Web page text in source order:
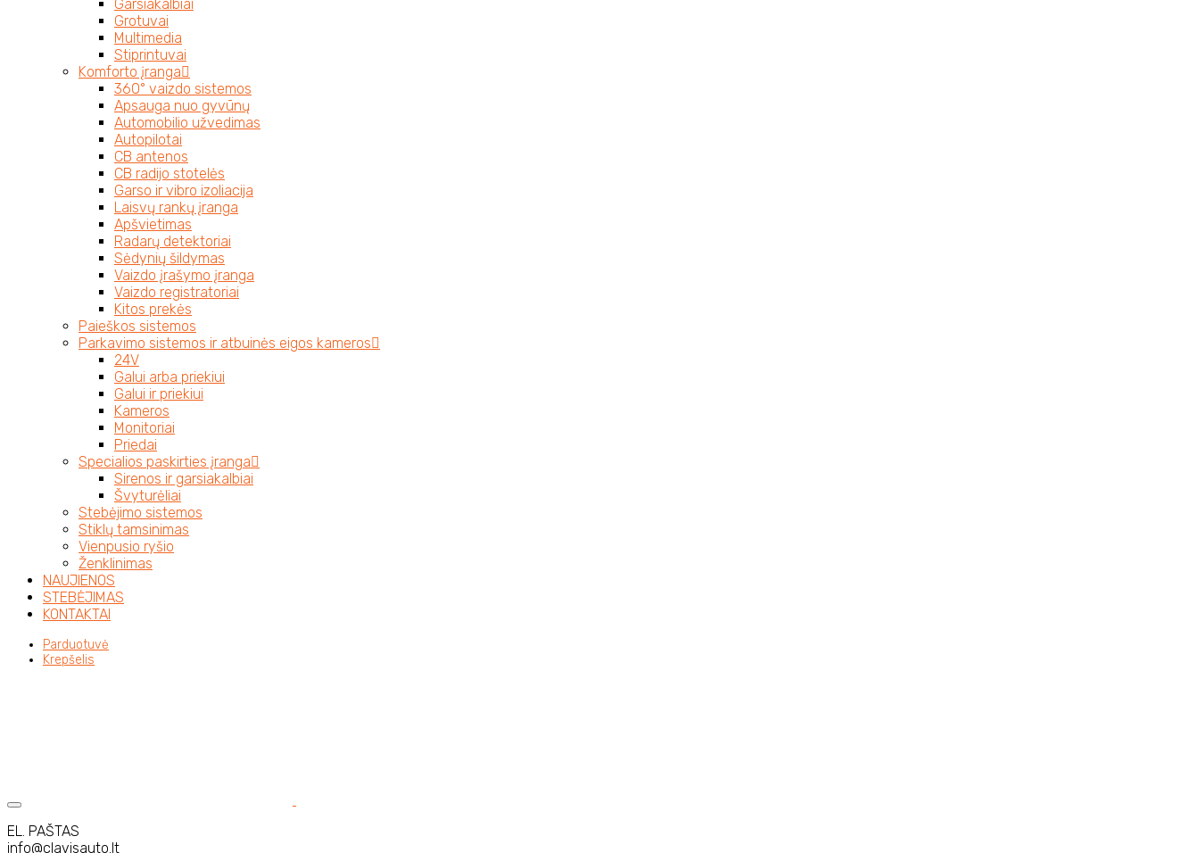
Garsiakalbiai
Grotuvai
Multimedia
Stiprintuvai
Komforto įranga
360° vaizdo sistemos
Apsauga nuo gyvūnų
Automobilio užvedimas
Autopilotai
CB antenos
CB radijo stotelės
Garso ir vibro izoliacija
Laisvų rankų įranga
Apšvietimas
Radarų detektoriai
Sėdynių šildymas
Vaizdo įrašymo įranga
Vaizdo registratoriai
Kitos prekės
Paieškos sistemos
Parkavimo sistemos ir atbuinės eigos kameros
24V
Galui arba priekiui
Galui ir priekiui
Kameros
Monitoriai
Priedai
Specialios paskirties įranga
Sirenos ir garsiakalbiai
Švyturėliai
Stebėjimo sistemos
Stiklų tamsinimas
Vienpusio ryšio
Ženklinimas
NAUJIENOS
STEBĖJIMAS
KONTAKTAI
Parduotuvė
Krepšelis
EL. PAŠTAS
info@clavisauto.lt